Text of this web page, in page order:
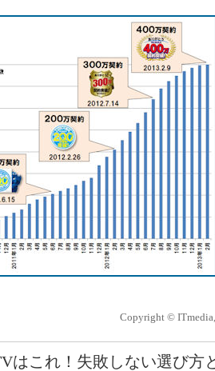
Copyright ©
はこれ！失敗しない選び方